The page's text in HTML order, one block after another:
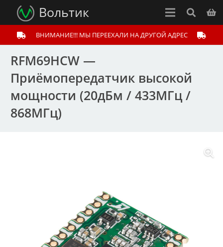
Вольтик
ВНИМАНИЕ!!! МЫ ПЕРЕЕХАЛИ НА ДРУГОЙ АДРЕС
RFM69HCW —
Приёмопередатчик высокой
мощности (20дБм / 433МГц /
868МГц)